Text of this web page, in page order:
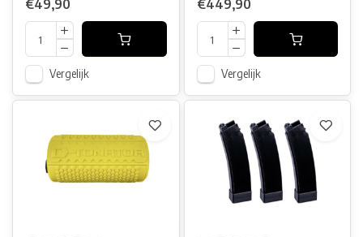
€49,90
Vergelijk
€449,90
Vergelijk